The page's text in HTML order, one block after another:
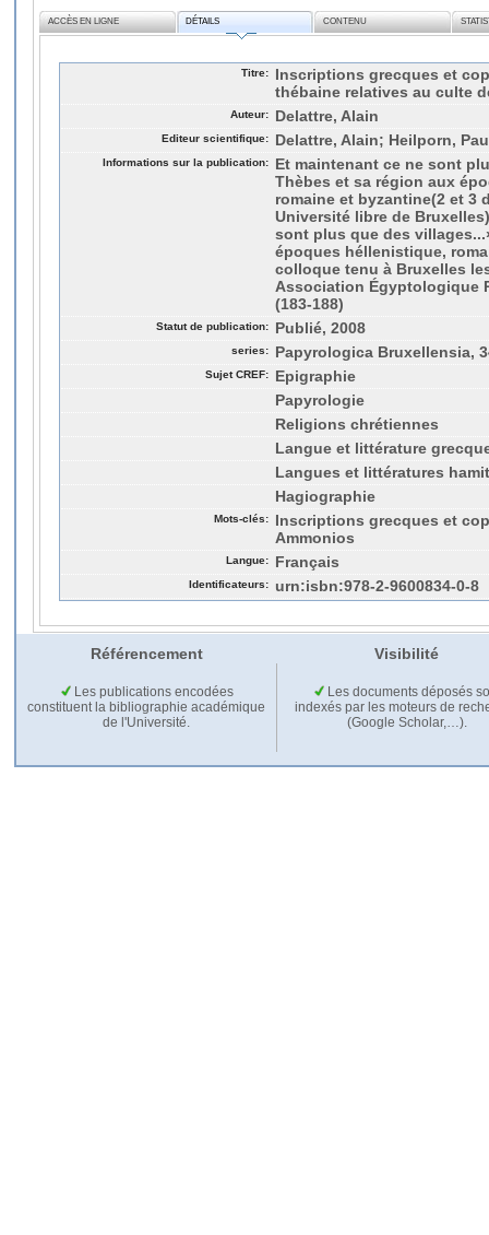
ACCÈS EN LIGNE DÉTAILS CONTENU
Titre:
Inscriptions grecques et
thébaine relatives au culte
Auteur: Delattre, Alain
Editeur scientifique: Delattre, Alain; Heilporn,
Informations sur la publication:
Et maintenant ce ne sont
Thèbes et sa région aux
romaine et byzantine(2 et 3
Université libre de
sont plus que des
époques héllenistique,
colloque tenu à Bruxelles
Association Égyptologique
(183-188)
Statut de publication: Publié, 2008
series: Papyrologica Bruxellensia,
Sujet CREF:
Epigraphie
Papyrologie
Religions chrétiennes
Langue et littérature
Langues et littératures
Hagiographie
Mots-clés:
Inscriptions grecques et
Ammonios
Langue: Français
Identificateurs: urn:isbn:978-2-9600834-0-8
Référencement Visibilité
Les publications encodées
constituent la bibliographie académique
de l'Université.
Les documents déposés
indexés par les moteurs de
(Google Scholar,…).